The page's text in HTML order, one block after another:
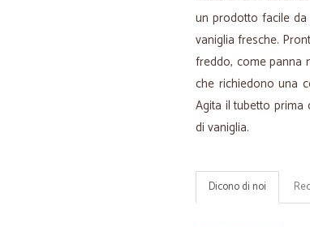
un prodotto facile
vaniglia fresche.
freddo, come panna
che richiedono una
Agita il tubetto
di vaniglia.
Dicono di noi